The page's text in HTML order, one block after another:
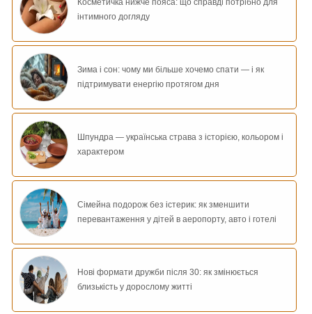
інтимного догляду
Зима і сон: чому ми більше хочемо спати — і як
підтримувати енергію протягом дня
Шпундра — українська страва з історією, кольором і
характером
Сімейна подорож без істерик: як зменшити
перевантаження у дітей в аеропорту, авто і готелі
Нові формати дружби після 30: як змінюється
близькість у дорослому житті